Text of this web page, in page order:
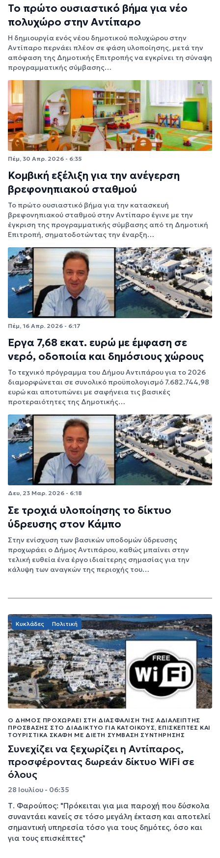
Το πρώτο ουσιαστικό βήμα για νέο
πολυχώρο στην Αντίπαρο
Η δημιουργία ενός νέου δημοτικού πολυχώρου στην
Αντίπαρο περνάει πλέον σε φάση υλοποίησης, μετά την
απόφαση της Δημοτικής Επιτροπής να εγκρίνει τη σύναψη
προγραμματικής σύμβασης…
Πέμ, 30 Απρ. 2026 - 6:35
Κομβική εξέλιξη για την ανέγερση
βρεφονηπιακού σταθμού
Το πρώτο ουσιαστικό βήμα για την κατασκευή
βρεφονηπιακού σταθμού στην Αντίπαρο έγινε με την
έγκριση της προγραμματικής σύμβασης από τη Δημοτική
Επιτροπή, σηματοδοτώντας την έναρξη…
Πέμ, 16 Απρ. 2026 - 6:17
Έργα 7,68 εκατ. ευρώ με έμφαση σε
νερό, οδοποιία και δημόσιους χώρους
Το τεχνικό πρόγραμμα του Δήμου Αντιπάρου για το 2026
διαμορφώνεται σε συνολικό προϋπολογισμό 7.682.744,98
ευρώ και αποτυπώνει με σαφήνεια τις βασικές
προτεραιότητες της Δημοτικής…
Δευ, 23 Μαρ. 2026 - 6:18
Σε τροχιά υλοποίησης το δίκτυο
ύδρευσης στον Κάμπο
Στην ενίσχυση των βασικών υποδομών ύδρευσης
προχωράει ο Δήμος Αντιπάρου, καθώς μπαίνει στην
τελική ευθεία ένα έργο ιδιαίτερης σημασίας για την
κάλυψη των αναγκών της περιοχής του…
Κυκλάδες Πολιτική
Ο ΔΉΜΟΣ ΠΡΟΧΩΡΆΕΙ ΣΤΗ ΔΙΑΣΦΆΛΙΣΗ ΤΗΣ ΑΔΙΆΛΕΙΠΤΗΣ
ΠΡΌΣΒΑΣΗΣ ΣΤΟ ΔΙΑΔΊΚΤΥΟ ΓΙΑ ΚΑΤΟΊΚΟΥΣ, ΕΠΙΣΚΈΠΤΕΣ ΚΑΙ
ΤΟΥΡΙΣΤΙΚΆ ΣΚΆΦΗ ΜΕ ΔΙΕΤΉ ΣΎΜΒΑΣΗ ΣΥΝΤΉΡΗΣΗΣ
Συνεχίζει να ξεχωρίζει η Αντίπαρος,
προσφέροντας δωρεάν δίκτυο WiFi σε
όλους
28 Ιουλίου - 06:35
Τ. Φαρούπος: "Πρόκειται για μια παροχή που δύσκολα
συναντάει κανείς σε τόσο μεγάλη έκταση και αποτελεί
σημαντική υπηρεσία τόσο για τους δημότες, όσο και
για τους επισκέπτες"